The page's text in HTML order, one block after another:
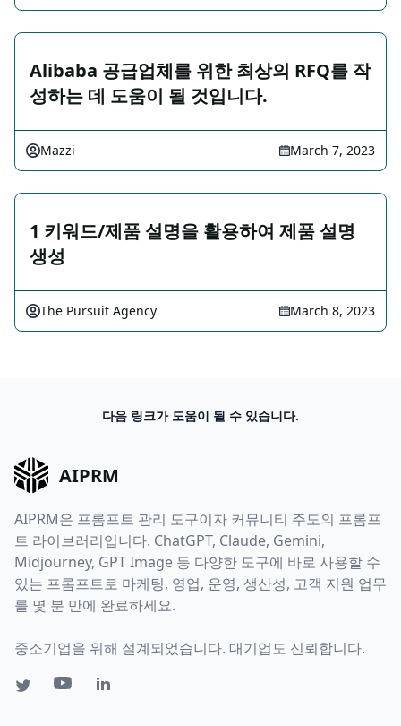
Alibaba 공급업체를 위한 최상의 RFQ를 작
성하는 데 도움이 될 것입니다.
Mazzi March 7, 2023
1 키워드/제품 설명을 활용하여 제품 설명
생성
The Pursuit Agency March 8, 2023
다음 링크가 도움이 될 수 있습니다.
AIPRM
AIPRM은 프롬프트 관리 도구이자 커뮤니티 주도의 프롬프
트 라이브러리입니다. ChatGPT, Claude, Gemini,
Midjourney, GPT Image 등 다양한 도구에 바로 사용할 수
있는 프롬프트로 마케팅, 영업, 운영, 생산성, 고객 지원 업무
를 몇 분 만에 완료하세요.
중소기업을 위해 설계되었습니다. 대기업도 신뢰합니다.